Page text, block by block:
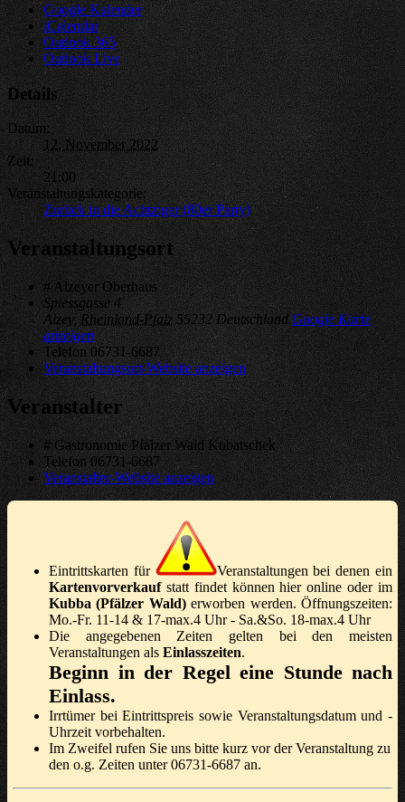
Google Kalender
iCalendar
Outlook 365
Outlook Live
Details
Datum:
12. November 2022
Zeit:
21:00
Veranstaltungskategorie:
Zurück in die Achtziger (80er Party)
Veranstaltungsort
# Alzeyer Oberhaus
Spiessgasse 4
Alzey, Rheinland-Pfalz 55232 Deutschland Google Karte
anzeigen
Telefon 06731-6687
Veranstaltungsort-Website anzeigen
Veranstalter
# Gastronomie Pfälzer Wald Kubatschek
Telefon 06731-6687
Veranstalter-Website anzeigen
Eintrittskarten für
Veranstaltungen bei denen ein
Kartenvorverkaufstatt findet können hier online oder im
Kubba (Pfälzer Wald)erworben werden. Öffnungszeiten:
Mo.-Fr. 11-14 & 17-max.4 Uhr - Sa.&So. 18-max.4 Uhr
Die angegebenen Zeiten gelten bei den meisten
Veranstaltungen als Einlasszeiten.
Beginn in der Regel eine Stunde nach
Einlass.
Irrtümer bei Eintrittspreis sowie Veranstaltungsdatum und -
Uhrzeit vorbehalten.
Im Zweifel rufen Sie uns bitte kurz vor der Veranstaltung zu
den o.g. Zeiten unter 06731-6687 an.